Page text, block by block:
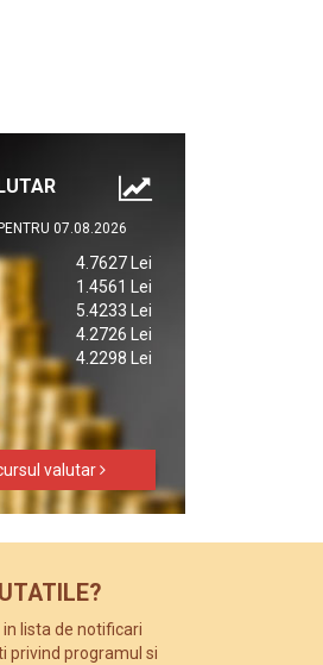
07.08.2026
4.7627 Lei
1.4561 Lei
5.4233 Lei
4.2726 Lei
4.2298 Lei
valutar
lista de notificari
privind programul si